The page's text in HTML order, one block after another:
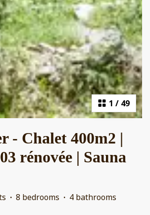
1 / 49
- Chalet 400m2 |
rénovée | Sauna
· 8 bedrooms · 4 bathrooms